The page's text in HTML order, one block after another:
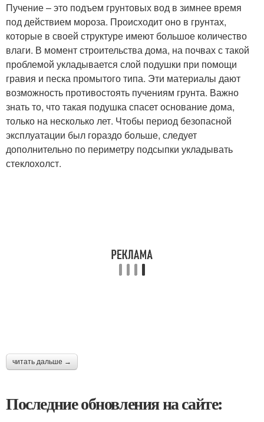
Пучение – это подъем грунтовых вод в зимнее время
под действием мороза. Происходит оно в грунтах,
которые в своей структуре имеют большое количество
влаги. В момент строительства дома, на почвах с такой
проблемой укладывается слой подушки при помощи
гравия и песка промытого типа. Эти материалы дают
возможность противостоять пучениям грунта. Важно
знать то, что такая подушка спасет основание дома,
только на несколько лет. Чтобы период безопасной
эксплуатации был гораздо больше, следует
дополнительно по периметру подсыпки укладывать
стеклохолст.
читать дальше →
Последние обновления на сайте: